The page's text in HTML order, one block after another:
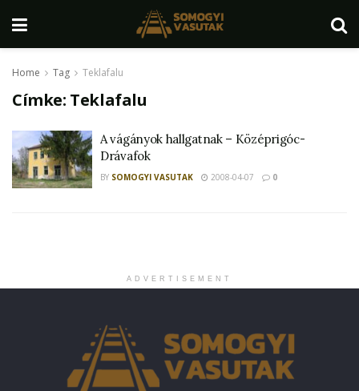
Home Tag Teklafalu
Címke: Teklafalu
A vágányok hallgatnak – Középrigóc-
Drávafok
BY SOMOGYI VASUTAK 2008-04-07 0
ADVERTISEMENT